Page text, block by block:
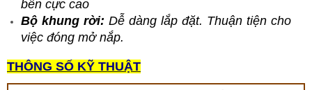
bền cực cao
Bộ khung rời: Dễ dàng lắp đặt. Thuận tiện cho
việc đóng mở nắp.
THÔNG SỐ KỸ THUẬT